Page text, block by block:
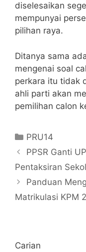
diselesaikan
mempunyai
pilihan raya.
Ditanya sama
mengenai soal
perkara itu tidak
ahli parti akan
pemilihan calon
Categories
PRU14
PPSR Ganti
Pentaksiran
Panduan
Matrikulasi KPM
Carian